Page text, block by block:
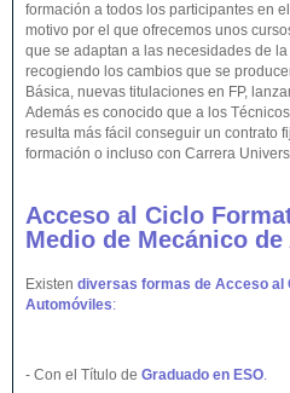
formación a todos los participantes en
motivo por el que ofrecemos unos
que se adaptan a las necesidades de
recogiendo los cambios que se
Básica, nuevas titulaciones en FP,
Además es conocido que a los
resulta más fácil conseguir un contrato
formación o incluso con Carrera
Acceso al Ciclo
Medio de Mecánico
Existen diversas formas de Acceso al
Automóviles:
- Con el Título de Graduado en ESO.